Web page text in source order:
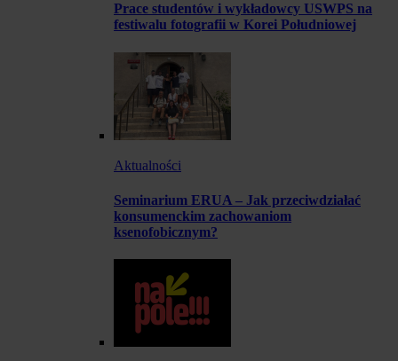
Prace studentów i wykładowcy USWPS na
festiwalu fotografii w Korei Południowej
Aktualności
Seminarium ERUA – Jak przeciwdziałać
konsumenckim zachowaniom
ksenofobicznym?